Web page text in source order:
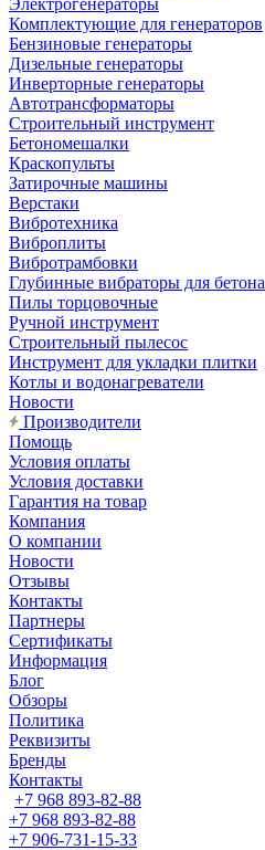
Электрогенераторы
Комплектующие для генераторов
Бензиновые генераторы
Дизельные генераторы
Инверторные генераторы
Автотрансформаторы
Строительный инструмент
Бетономешалки
Краскопульты
Затирочные машины
Верстаки
Вибротехника
Виброплиты
Вибротрамбовки
Глубинные вибраторы для бетона
Пилы торцовочные
Ручной инструмент
Строительный пылесос
Инструмент для укладки плитки
Котлы и водонагреватели
Новости
Производители
Помощь
Условия оплаты
Условия доставки
Гарантия на товар
Компания
О компании
Новости
Отзывы
Контакты
Партнеры
Сертификаты
Информация
Блог
Обзоры
Политика
Реквизиты
Бренды
Контакты
+7 968 893-82-88
+7 968 893-82-88
+7 906-731-15-33